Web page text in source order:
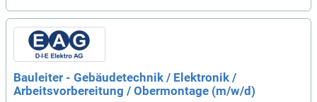
Bauleiter - Gebäudetechnik / Elektronik /
Arbeitsvorbereitung / Obermontage (m/w/d)